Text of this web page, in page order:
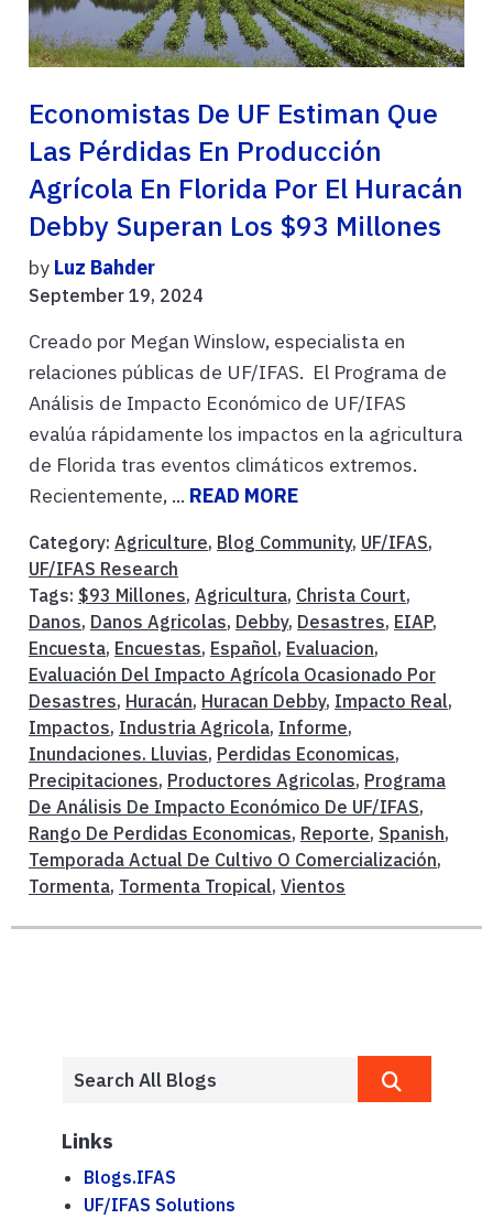
Economistas De UF Estiman Que
Las Pérdidas En Producción
Agrícola En Florida Por El Huracán
Debby Superan Los $93 Millones
by Luz Bahder
September 19, 2024
Creado por Megan Winslow, especialista en
relaciones públicas de UF/IFAS. El Programa de
Análisis de Impacto Económico de UF/IFAS
evalúa rápidamente los impactos en la agricultura
de Florida tras eventos climáticos extremos.
Recientemente, ... READ MORE
Category: Agriculture, Blog Community, UF/IFAS,
UF/IFAS Research
Tags: $93 Millones, Agricultura, Christa Court,
Danos, Danos Agricolas, Debby, Desastres, EIAP,
Encuesta, Encuestas, Español, Evaluacion,
Evaluación Del Impacto Agrícola Ocasionado Por
Desastres, Huracán, Huracan Debby, Impacto Real,
Impactos, Industria Agricola, Informe,
Inundaciones. Lluvias, Perdidas Economicas,
Precipitaciones, Productores Agricolas, Programa
De Análisis De Impacto Económico De UF/IFAS,
Rango De Perdidas Economicas, Reporte, Spanish,
Temporada Actual De Cultivo O Comercialización,
Tormenta, Tormenta Tropical, Vientos
Links
Blogs.IFAS
UF/IFAS Solutions